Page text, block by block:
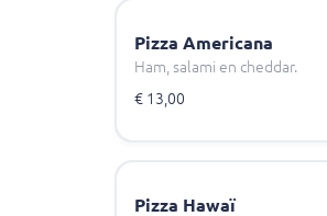
Pizza Americana
Ham, salami en cheddar.
€ 13,00
Pizza Hawaï